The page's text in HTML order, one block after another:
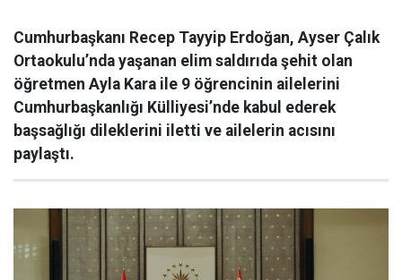
Cumhurbaşkanı Recep Tayyip Erdoğan, Ayser Çalık
Ortaokulu’nda yaşanan elim saldırıda şehit olan
öğretmen Ayla Kara ile 9 öğrencinin ailelerini
Cumhurbaşkanlığı Külliyesi’nde kabul ederek
başsağlığı dileklerini iletti ve ailelerin acısını
paylaştı.